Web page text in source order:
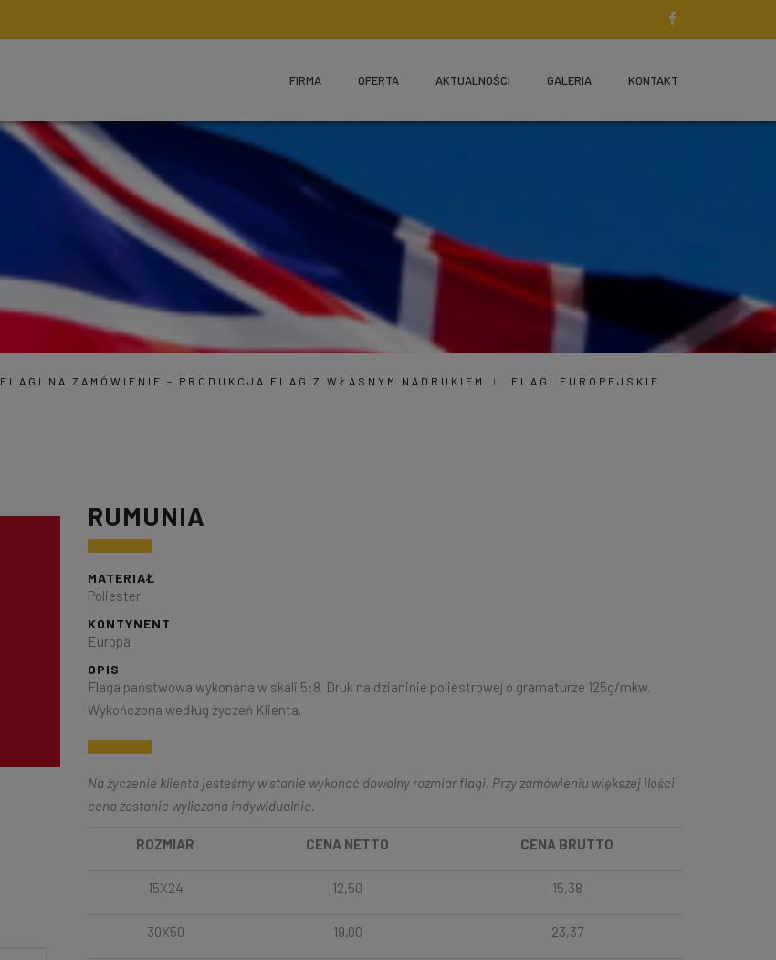
FIRMA OFERTA AKTUALNOŚCI GALERIA KONTAKT
FLAGI NA ZAMÓWIENIE – PRODUKCJA FLAG Z WŁASNYM NADRUKIEM FLAGI EUROPEJSKIE
RUMUNIA
MATERIAŁ
Poliester
KONTYNENT
Europa
OPIS
Flaga państwowa wykonana w skali 5:8. Druk na dzianinie poliestrowej o gramaturze 125g/mkw.
Wykończona według życzeń Klienta.
Na życzenie klienta jesteśmy w stanie wykonać dowolny rozmiar flagi. Przy zamówieniu większej ilości
cena zostanie wyliczona indywidualnie.
ROZMIAR CENA NETTO CENA BRUTTO
15X24 12,50 15,38
30X50 19,00 23,37